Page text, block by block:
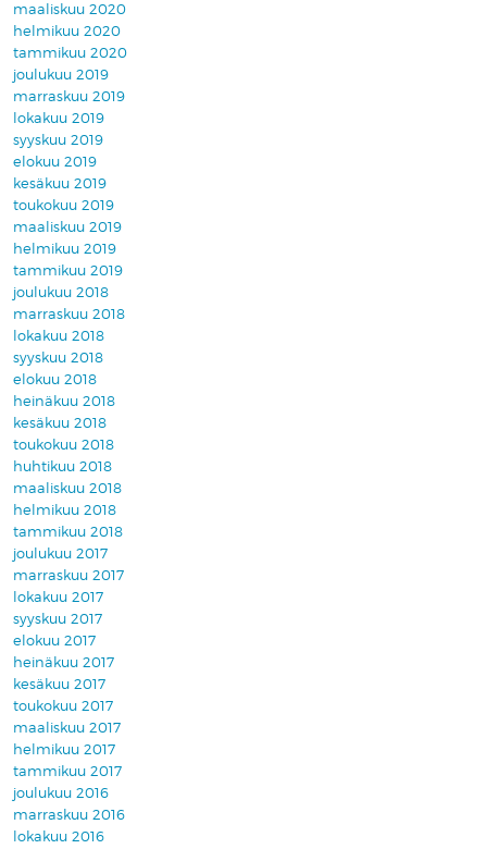
maaliskuu 2020
helmikuu 2020
tammikuu 2020
joulukuu 2019
marraskuu 2019
lokakuu 2019
syyskuu 2019
elokuu 2019
kesäkuu 2019
toukokuu 2019
maaliskuu 2019
helmikuu 2019
tammikuu 2019
joulukuu 2018
marraskuu 2018
lokakuu 2018
syyskuu 2018
elokuu 2018
heinäkuu 2018
kesäkuu 2018
toukokuu 2018
huhtikuu 2018
maaliskuu 2018
helmikuu 2018
tammikuu 2018
joulukuu 2017
marraskuu 2017
lokakuu 2017
syyskuu 2017
elokuu 2017
heinäkuu 2017
kesäkuu 2017
toukokuu 2017
maaliskuu 2017
helmikuu 2017
tammikuu 2017
joulukuu 2016
marraskuu 2016
lokakuu 2016